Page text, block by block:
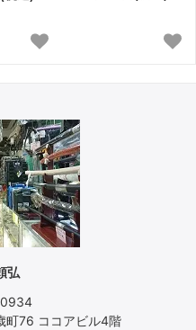
弘
町76 ココアビル4階